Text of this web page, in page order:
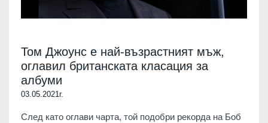
Том Джоунс е най-възрастният мъж,
оглавил британската класация за
албуми
03.05.2021г.
След като оглави чарта, той подобри рекорда на Боб